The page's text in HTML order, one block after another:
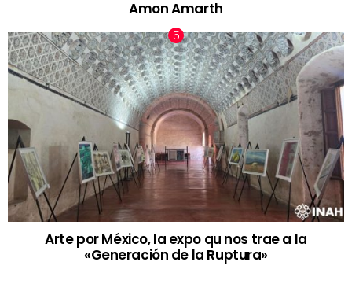
Amon Amarth
Arte por México, la expo qu nos trae a la
«Generación de la Ruptura»